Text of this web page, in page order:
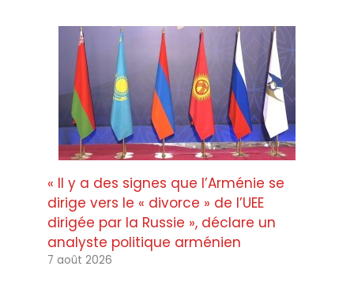
« Il y a des signes que l’Arménie se
dirige vers le « divorce » de l’UEE
dirigée par la Russie », déclare un
analyste politique arménien
7 août 2026